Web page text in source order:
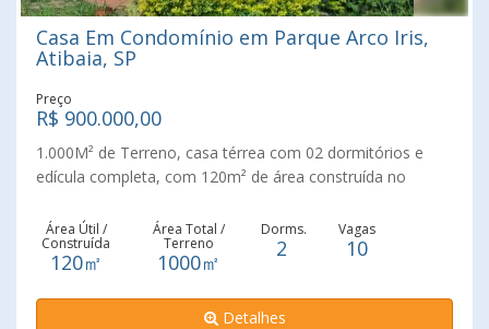
Casa Em Condomínio em Parque Arco Iris,
Atibaia, SP
Preço
R$ 900.000,00
1.000M² de Terreno, casa térrea com 02 dormitórios e
edícula completa, com 120m² de área construída no
terreno ainda conta com um espaço generoso para
construção. Espaço generoso para construção. O
condomínio Infraestrutura completa para segurança e
lazer. Não perca essa oportunidade, fale conosco e
Área Útil /
Construída
120㎡
Área Total /
Terreno
1000㎡
Dorms.
2
Vagas
10
Detalhes